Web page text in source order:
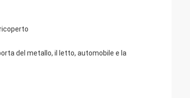
del metallo, il letto, automobile e la